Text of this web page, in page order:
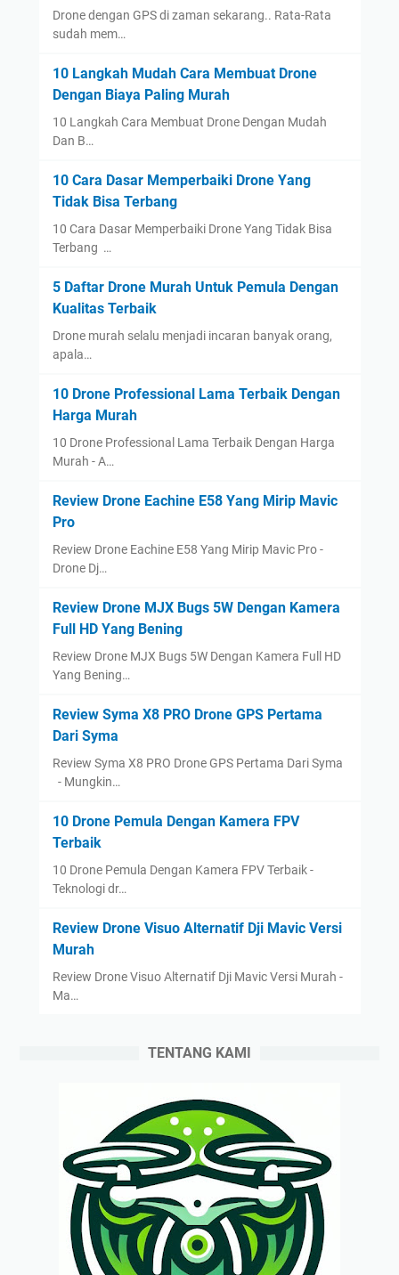
Drone dengan GPS di zaman sekarang.. Rata-Rata
sudah mem…
10 Langkah Mudah Cara Membuat Drone
Dengan Biaya Paling Murah
10 Langkah Cara Membuat Drone Dengan Mudah
Dan B…
10 Cara Dasar Memperbaiki Drone Yang
Tidak Bisa Terbang
10 Cara Dasar Memperbaiki Drone Yang Tidak Bisa
Terbang …
5 Daftar Drone Murah Untuk Pemula Dengan
Kualitas Terbaik
Drone murah selalu menjadi incaran banyak orang,
apala…
10 Drone Professional Lama Terbaik Dengan
Harga Murah
10 Drone Professional Lama Terbaik Dengan Harga
Murah - A…
Review Drone Eachine E58 Yang Mirip Mavic
Pro
Review Drone Eachine E58 Yang Mirip Mavic Pro -
Drone Dj…
Review Drone MJX Bugs 5W Dengan Kamera
Full HD Yang Bening
Review Drone MJX Bugs 5W Dengan Kamera Full HD
Yang Bening…
Review Syma X8 PRO Drone GPS Pertama
Dari Syma
Review Syma X8 PRO Drone GPS Pertama Dari Syma
- Mungkin…
10 Drone Pemula Dengan Kamera FPV
Terbaik
10 Drone Pemula Dengan Kamera FPV Terbaik -
Teknologi dr…
Review Drone Visuo Alternatif Dji Mavic Versi
Murah
Review Drone Visuo Alternatif Dji Mavic Versi Murah -
Ma…
TENTANG KAMI